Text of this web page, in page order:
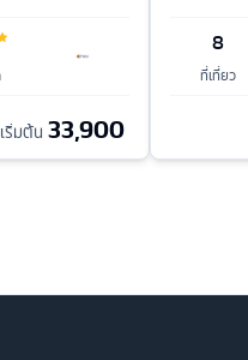
เริ่มต้น 33,900
8
ที่เที่ยว